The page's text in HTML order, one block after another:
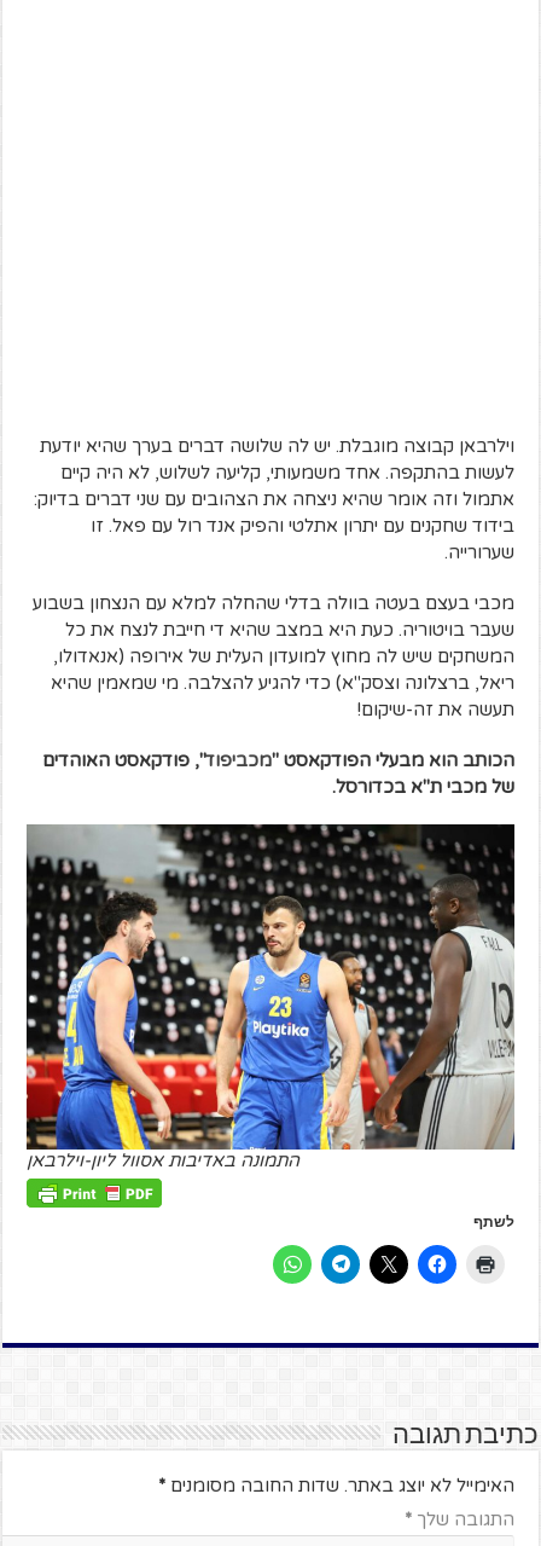
וילרבאן קבוצה מוגבלת. יש לה שלושה דברים בערך שהיא יודעת
לעשות בהתקפה. אחד משמעותי, קליעה לשלוש, לא היה קיים
אתמול וזה אומר שהיא ניצחה את הצהובים עם שני דברים בדיוק:
בידוד שחקנים עם יתרון אתלטי והפיק אנד רול עם פאל. זו
שערורייה.
מכבי בעצם בעטה בוולה בדלי שהחלה למלא עם הנצחון בשבוע
שעבר בויטוריה. כעת היא במצב שהיא די חייבת לנצח את כל
המשחקים שיש לה מחוץ למועדון העלית של אירופה (אנאדולו,
ריאל, ברצלונה וצסק"א) כדי להגיע להצלבה. מי שמאמין שהיא
תעשה את זה-שיקום!
הכותב הוא מבעלי הפודקאסט "מכביפוד", פודקאסט האוהדים
של מכבי ת"א בכדורסל.
התמונה באדיבות אסוול ליון-וילרבאן
לשתף
כתיבת תגובה
האימייל לא יוצג באתר. שדות החובה מסומנים*
התגובה שלך*